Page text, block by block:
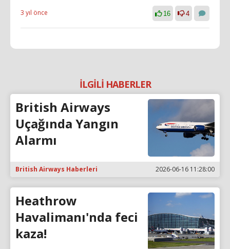
3 yıl önce 16 4
İLGİLİ HABERLER
British Airways
Uçağında Yangın
Alarmı
British Airways Haberleri 2026-06-16 11:28:00
Heathrow
Havalimanı'nda feci
kaza!